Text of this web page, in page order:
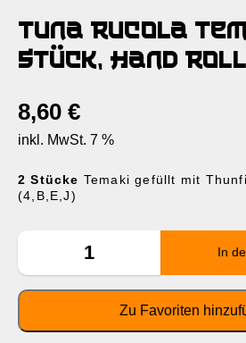
Tuna Rucola
Stück, Hand
8,60 €
inkl. MwSt. 7 %
2 Stücke Temaki gefüllt mit
(4,B,E,J)